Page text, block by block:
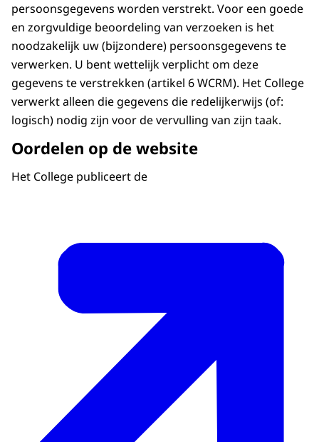
persoonsgegevens worden verstrekt. Voor een goede
en zorgvuldige beoordeling van verzoeken is het
noodzakelijk uw (bijzondere) persoonsgegevens te
verwerken. U bent wettelijk verplicht om deze
gegevens te verstrekken (artikel 6 WCRM). Het College
verwerkt alleen die gegevens die redelijkerwijs (of:
logisch) nodig zijn voor de vervulling van zijn taak.
Oordelen op de website
Het College publiceert de